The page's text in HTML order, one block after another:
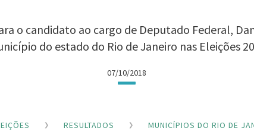
o candidato ao cargo de Deputado Federal,
do estado do Rio de Janeiro nas Eleições
07/10/2018
RESULTADOS MUNICÍPIOS DO RIO DE